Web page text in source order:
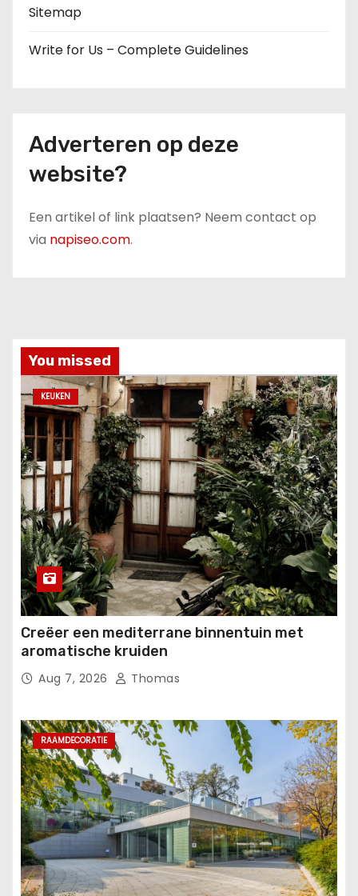
Sitemap
Write for Us – Complete Guidelines
Adverteren op deze
website?
Een artikel of link plaatsen? Neem contact op
via napiseo.com.
You missed
KEUKEN
Creëer een mediterrane binnentuin met
aromatische kruiden
Aug 7, 2026 Thomas
RAAMDECORATIE